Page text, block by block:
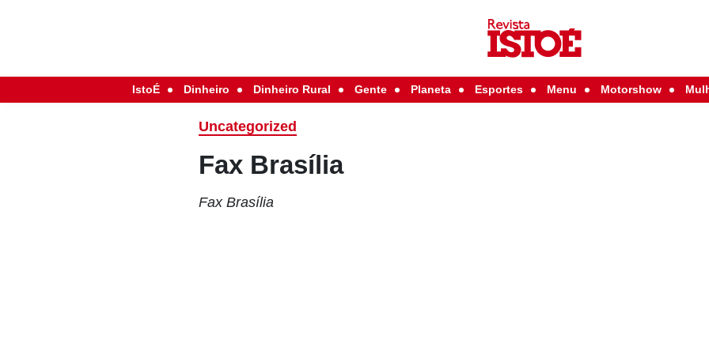
IstoÉ Dinheiro Dinheiro Rural Gente Planeta Esportes Menu Motorshow
Uncategorized
Fax Brasília
Fax Brasília